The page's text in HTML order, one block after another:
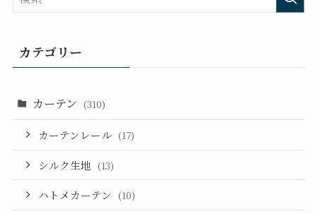
カテゴリー
カーテン (310)
カーテンレール (17)
シルク生地 (13)
ハトメカーテン (10)